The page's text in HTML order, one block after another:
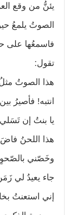
يئنُّ من وقع
الصوتُ يلمعُ
فاسمعُها على
تقول:
هذا الصوتُ
انتبه! فأصيرُ
يا بنتُ إن تَسَلي
هذا اللحنُ فاضَ
وخَصّني
جاء يعيدُ لي
إني استعنتُ